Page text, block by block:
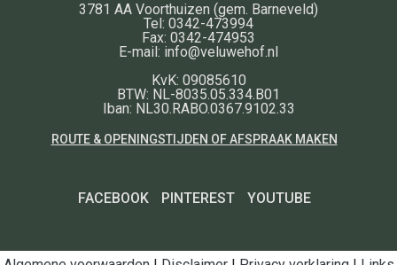
3781 AA Voorthuizen (gem. Barneveld)
Tel: 0342-473994
Fax: 0342-474953
E-mail: info@veluwehof.nl
KvK: 09085610
BTW: NL-8035.05.334.B01
Iban: NL30.RABO.0367.9102.33
ROUTE & OPENINGSTIJDEN OF AFSPRAAK MAKEN
FACEBOOK PINTEREST YOUTUBE